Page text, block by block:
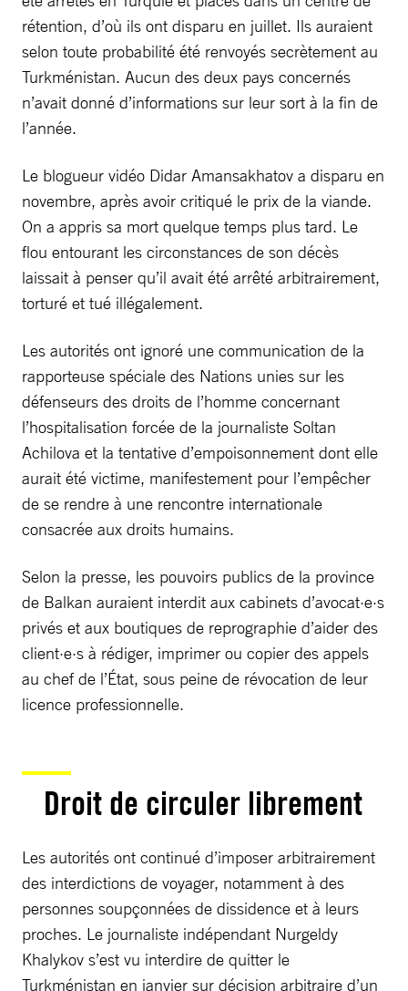
rétention, d’où ils ont disparu en juillet. Ils auraient
selon toute probabilité été renvoyés secrètement au
Turkménistan. Aucun des deux pays concernés
n’avait donné d’informations sur leur sort à la fin de
l’année.
Le blogueur vidéo Didar Amansakhatov a disparu en
novembre, après avoir critiqué le prix de la viande.
On a appris sa mort quelque temps plus tard. Le
flou entourant les circonstances de son décès
laissait à penser qu’il avait été arrêté arbitrairement,
torturé et tué illégalement.
Les autorités ont ignoré une communication de la
rapporteuse spéciale des Nations unies sur les
défenseurs des droits de l’homme concernant
l’hospitalisation forcée de la journaliste Soltan
Achilova et la tentative d’empoisonnement dont elle
aurait été victime, manifestement pour l’empêcher
de se rendre à une rencontre internationale
consacrée aux droits humains.
Selon la presse, les pouvoirs publics de la province
de Balkan auraient interdit aux cabinets d’avocat·e·s
privés et aux boutiques de reprographie d’aider des
client·e·s à rédiger, imprimer ou copier des appels
au chef de l’État, sous peine de révocation de leur
licence professionnelle.
Droit de circuler librement
Les autorités ont continué d’imposer arbitrairement
des interdictions de voyager, notamment à des
personnes soupçonnées de dissidence et à leurs
proches. Le journaliste indépendant Nurgeldy
Khalykov s’est vu interdire de quitter le
Turkménistan en janvier sur décision arbitraire d’un